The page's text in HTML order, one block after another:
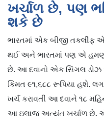
ખર્ચાળ છે, પણ
શકે છે
ભારતમાં એક બીજી તકલીફ
થઈ અને ભારતમાં પણ એ
છે. આ દવાનો એક સિંગલ ડોઝ
કિંમત ૯૧,૬૮૮ રૂપિયા હશે.
ખર્ચ કરાવતી આ દવાને ૧૮
આ ઇલાજ અત્યંત ખર્ચાળ છે. એ